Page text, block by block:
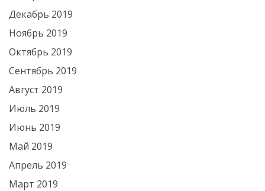
Декабрь 2019
Ноябрь 2019
Октябрь 2019
Сентябрь 2019
Август 2019
Июль 2019
Июнь 2019
Май 2019
Апрель 2019
Март 2019